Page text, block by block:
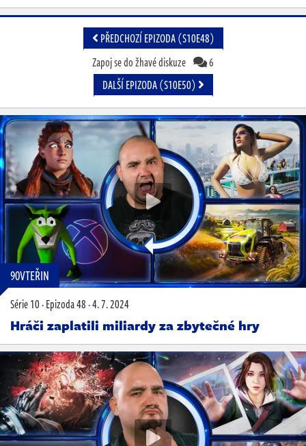
PŘEDCHOZÍ EPIZODA (S10E48)
Zapoj se do žhavé diskuze
6
DALŠÍ EPIZODA (S10E50)
90VTEŘIN
Série 10·Epizoda 48·4. 7. 2024
Hráči zaplatili miliardy za zbytečné hry